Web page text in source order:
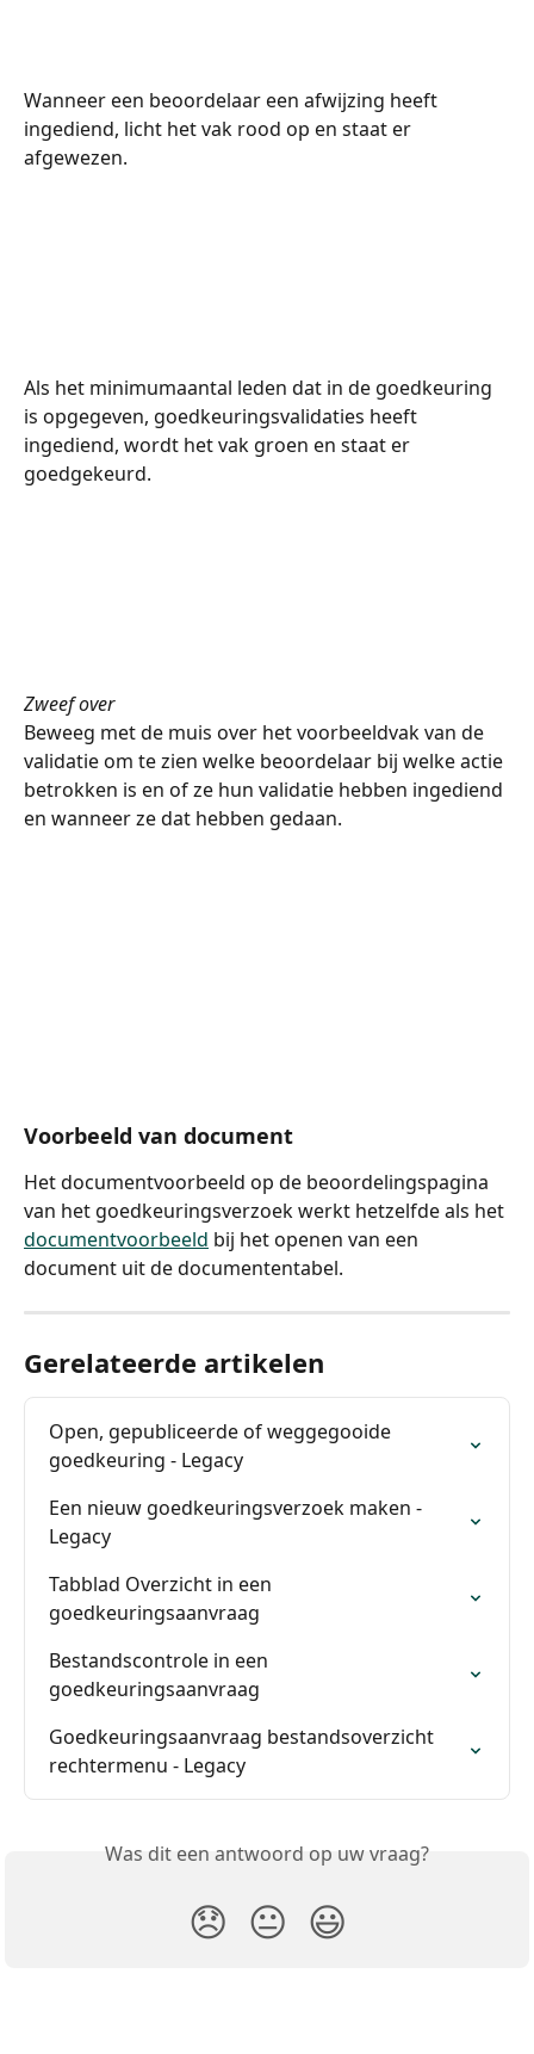
Wanneer een beoordelaar een afwijzing heeft
ingediend, licht het vak rood op en staat er
afgewezen.
Als het minimumaantal leden dat in de goedkeuring
is opgegeven, goedkeuringsvalidaties heeft
ingediend, wordt het vak groen en staat er
goedgekeurd.
Zweef over
Beweeg met de muis over het voorbeeldvak van de
validatie om te zien welke beoordelaar bij welke actie
betrokken is en of ze hun validatie hebben ingediend
en wanneer ze dat hebben gedaan.
Voorbeeld van document
Het documentvoorbeeld op de beoordelingspagina
van het goedkeuringsverzoek werkt hetzelfde als het
documentvoorbeeld bij het openen van een
document uit de documententabel.
Gerelateerde artikelen
Open, gepubliceerde of weggegooide
goedkeuring - Legacy
Een nieuw goedkeuringsverzoek maken -
Legacy
Tabblad Overzicht in een
goedkeuringsaanvraag
Bestandscontrole in een
goedkeuringsaanvraag
Goedkeuringsaanvraag bestandsoverzicht
rechtermenu - Legacy
Was dit een antwoord op uw vraag?
😞 😐 😃